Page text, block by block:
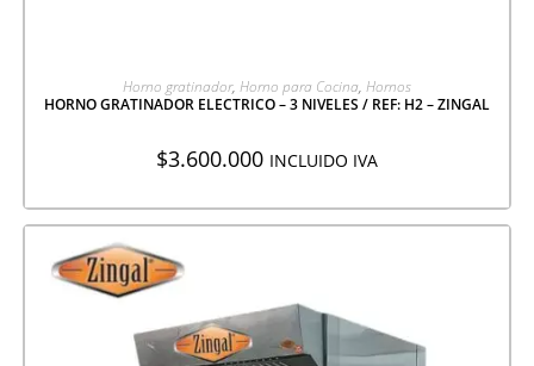
AGREGAR A COTIZACIÓN
Horno gratinador, Horno para Cocina, Hornos
HORNO GRATINADOR ELECTRICO – 3 NIVELES / REF: H2 – ZINGAL
$3.600.000 INCLUIDO IVA